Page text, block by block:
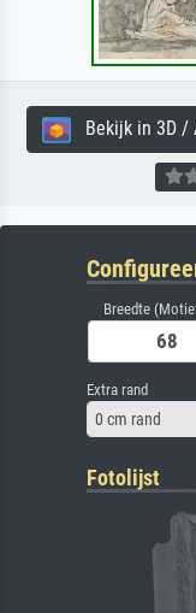
Bekijk in 3D /
Breedte
Extra rand
0 cm rand
Fotolijst